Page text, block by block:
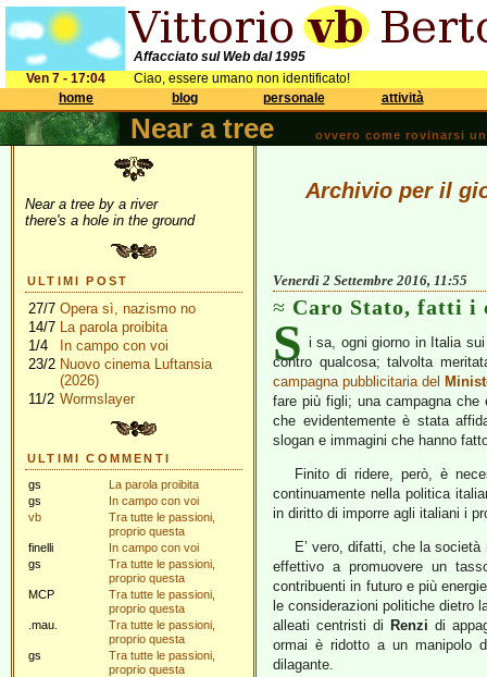
Affacciato sul Web dal 1995
Ven 7 - 17:04
Ciao, essere umano non identificato!
home
blog personale attività
Near a tree ovvero come rovinarsi
Near a tree by a river
there's a hole in the ground
ULTIMI POST
27/7 Opera sì, nazismo no
14/7 La parola proibita
1/4
In campo con voi
23/2 Nuovo cinema Luftansia
(2026)
11/2 Wormslayer
ULTIMI COMMENTI
gs
La parola proibita
gs
In campo con voi
vb
Tra tutte le passioni,
proprio questa
finelli
In campo con voi
gs
Tra tutte le passioni,
proprio questa
MCP
Tra tutte le passioni,
proprio questa
.mau.
Tra tutte le passioni,
proprio questa
gs
Tra tutte le passioni,
proprio questa
Archivio per il
Venerdì 2 Settembre 2016, 11:55
Caro Stato, fatti i
S i sa, ogni giorno in Italia
contro qualcosa; talvolta
campagna pubblicitaria del
fare più figli; una campagna
che evidentemente è stata
slogan e immagini che hanno
Finito di ridere, però, è
continuamente nella politica
in diritto di imporre agli italiani i
E’ vero, difatti, che la
effettivo a promuovere un
contribuenti in futuro e più
le considerazioni politiche dietro
alleati centristi di Renzi di
ormai è ridotto a un manipolo
dilagante.